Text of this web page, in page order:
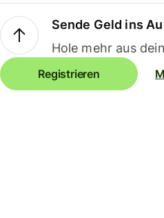
Sende Geld ins
Hole mehr aus
Registrieren